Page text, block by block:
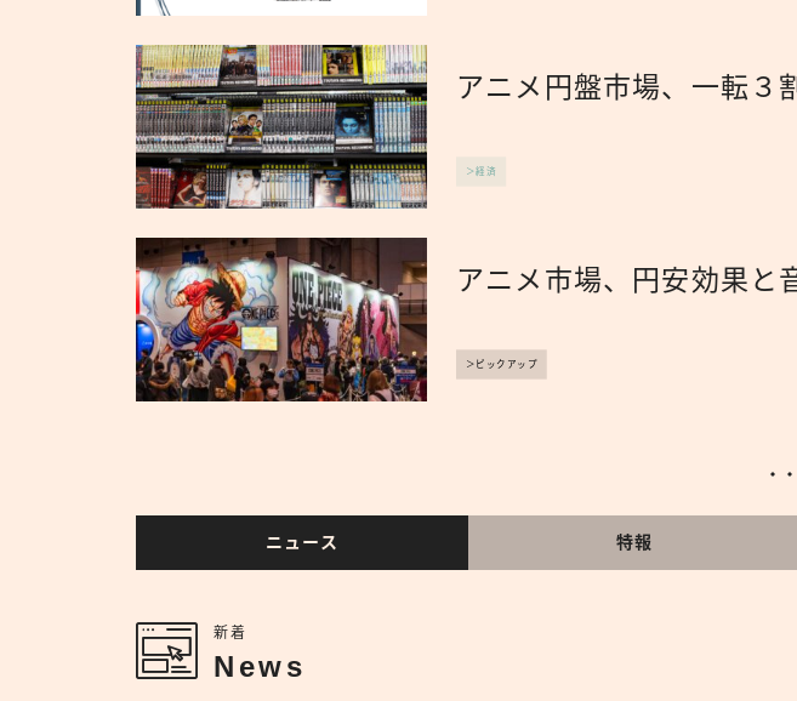
アニメ円盤市場、一転
＞経済
アニメ市場、円安効果
＞ピックアップ
ニュース 特報
新着
News